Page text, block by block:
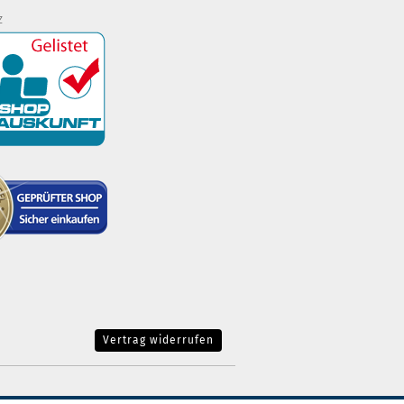
Vertrag widerrufen